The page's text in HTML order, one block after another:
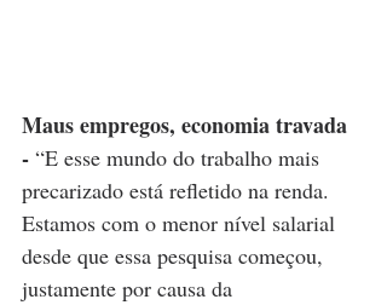
Maus empregos, economia travada
- “E esse mundo do trabalho mais
precarizado está refletido na renda.
Estamos com o menor nível salarial
desde que essa pesquisa começou,
justamente por causa da